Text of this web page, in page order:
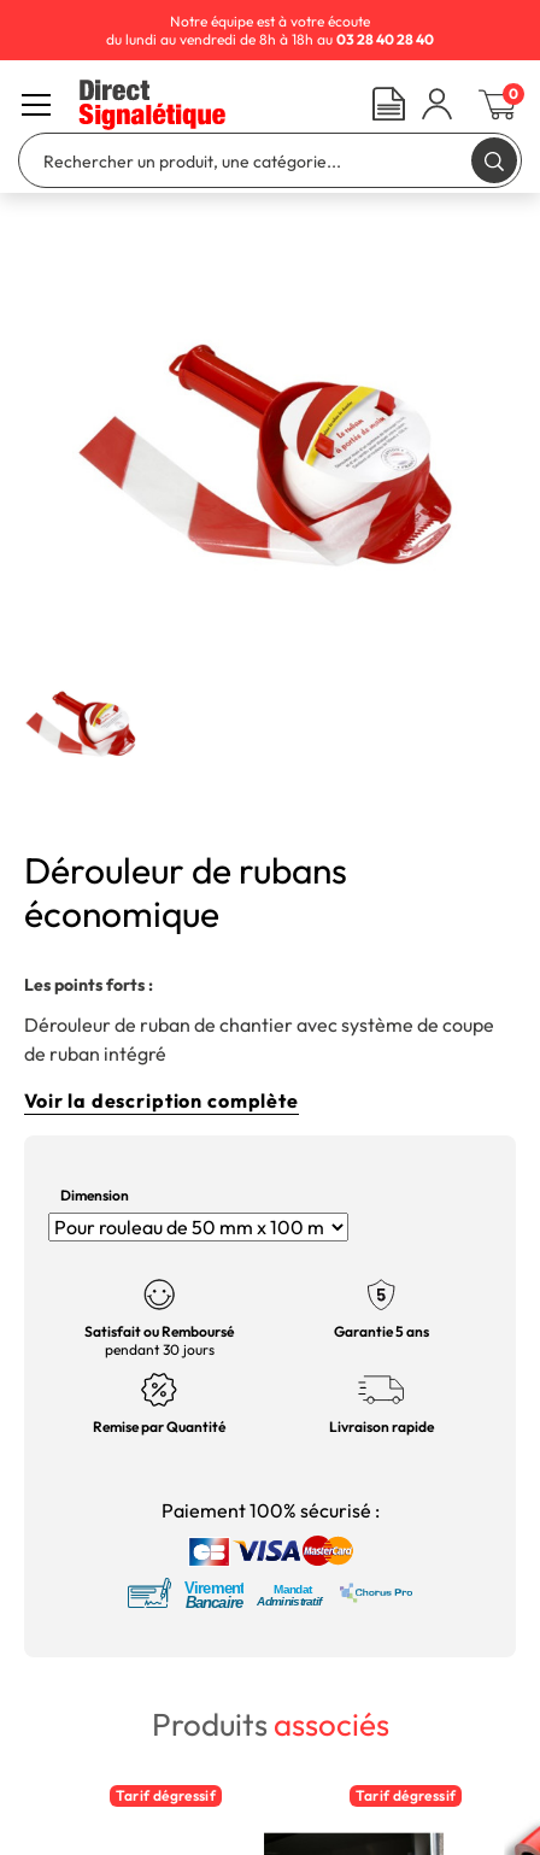
Dérouleur de rubans
économique
Les points forts :
Dérouleur de ruban de chantier avec système de coupe
de ruban intégré
Voir la description complète
Dimension
Satisfait ou Remboursé
pendant 30 jours
Garantie 5 ans
Remise par Quantité Livraison rapide
Paiement 100% sécurisé :
Produitsassociés
Tarif dégressif Tarif dégressif
Notre équipe est à votre écoute
du lundi au vendredi de 8h à 18h au 03 28 40 28 40
0